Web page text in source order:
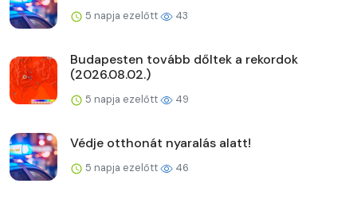
5 napja ezelőtt 43
Budapesten tovább dőltek a rekordok
(2026.08.02.)
5 napja ezelőtt 49
Védje otthonát nyaralás alatt!
5 napja ezelőtt 46